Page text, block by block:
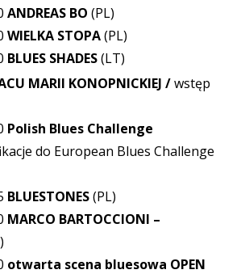
ANDREAS BO (PL)
WIELKA STOPA(PL)
BLUES SHADES(LT)
MARII KONOPNICKIEJ /wstęp
Polish Blues Challenge
do European Blues Challenge
BLUESTONES(PL)
MARCO BARTOCCIONI –
otwarta scena bluesowa OPEN